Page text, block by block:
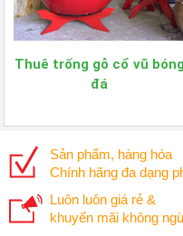
Thuê trống gỗ cổ vũ bóng
đá
Sản phẩm, hàng hóa
Chính hãng đa dạng
Luôn luôn giá rẻ &
khuyến mãi không